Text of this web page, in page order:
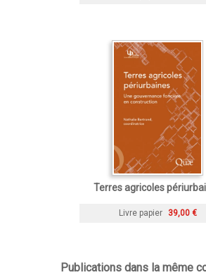
Terres agricoles
Livre papier 39,00 €
Publications dans la même